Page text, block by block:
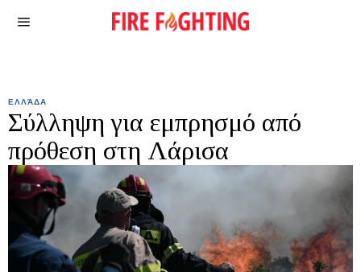
ΕΛΛΆΔΑ
Σύλληψη για εμπρησμό από
πρόθεση στη Λάρισα